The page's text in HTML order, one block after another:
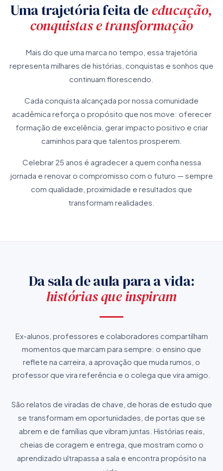
Uma trajetória feita deeducação,
conquistas e transformação
Mais do que uma marca no tempo, essa trajetória
representa milhares de histórias, conquistas e sonhos que
continuam florescendo.
Cada conquista alcançada por nossa comunidade
acadêmica reforça o propósito que nos move: oferecer
formação de excelência, gerar impacto positivo e criar
caminhos para que talentos prosperem.
Celebrar 25 anos é agradecer a quem confia nessa
jornada e renovar o compromisso com o futuro — sempre
com qualidade, proximidade e resultados que
transformam realidades.
Da sala de aula para a vida:
histórias que inspiram
Ex-alunos, professores e colaboradores compartilham
momentos que marcam para sempre: o ensino que
reflete na carreira, a aprovação que muda rumos, o
professor que vira referência e o colega que vira amigo.
São relatos de viradas de chave, de horas de estudo que
se transformam em oportunidades, de portas que se
abrem e de famílias que vibram juntas. Histórias reais,
cheias de coragem e entrega, que mostram como o
aprendizado ultrapassa a sala e encontra propósito na